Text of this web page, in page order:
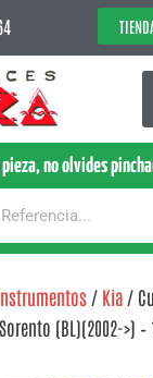
no olvides
/ Kia/
Sorento (BL)(2002->) –